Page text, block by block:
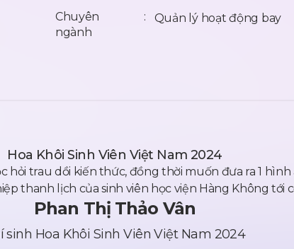
Chuyên
ngành
: Quản lý hoạt động bay
Hoa Khôi Sinh Viên Việt Nam 2024
hỏi trau dồi kiến thức, đồng thời muốn đưa ra 1
thanh lịch của sinh viên học viện Hàng Không tới
Phan Thị Thảo Vân
sinh Hoa Khôi Sinh Viên Việt Nam 2024